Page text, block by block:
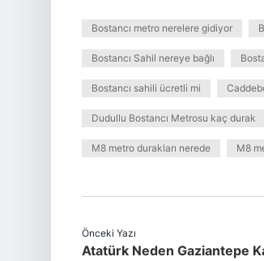
Bostancı metro nerelere gidiyor
Bostancı Sahil nereye bağlı
Bostancı sahili ücretli mi
Dudullu Bostancı Metrosu kaç durak
M8 metro durakları nerede M8
Önceki Yazı
Atatürk Neden Gaziantepe